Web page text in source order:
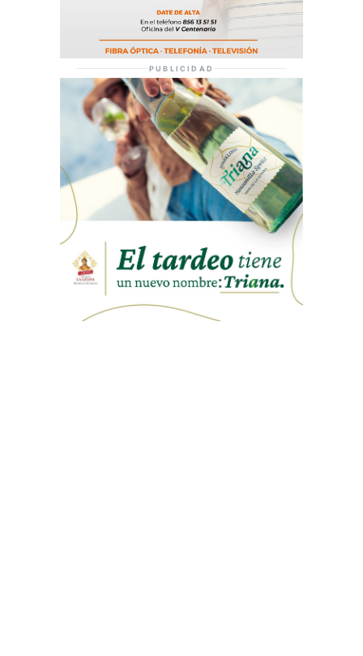
PUBLICIDAD